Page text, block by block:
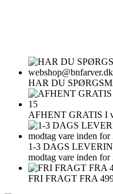
HAR DU
AFHENT GRATIS I
1-3 DAGS
modtag vare inden for
FRI FRAGT FRA